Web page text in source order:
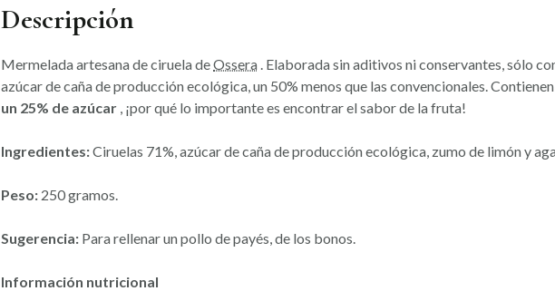
Descripción
Mermelada artesana de ciruela deOssera . Elaborada sin aditivos ni conservantes, sólo
azúcar de caña de producción ecológica, un 50% menos que las convencionales.
un 25% de azúcar , ¡por qué lo importante es encontrar el sabor de la fruta!
Ingredientes:Ciruelas 71%, azúcar de caña de producción ecológica, zumo de limón y
Peso: 250 gramos.
Sugerencia: Para rellenar un pollo de payés, de los bonos.
Información nutricional